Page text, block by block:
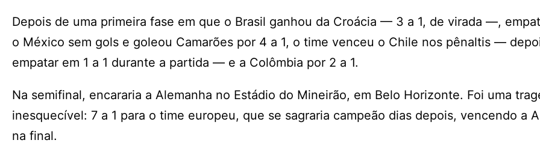
Depois de uma primeira fase em que o Brasil ganhou da Croácia — 3 a 1, de virada —,
o México sem gols e goleou Camarões por 4 a 1, o time venceu o Chile nos pênaltis —
empatar em 1 a 1 durante a partida — e a Colômbia por 2 a 1.
Na semifinal, encararia a Alemanha no Estádio do Mineirão, em Belo Horizonte. Foi uma
inesquecível: 7 a 1 para o time europeu, que se sagraria campeão dias depois, vencendo a
na final.